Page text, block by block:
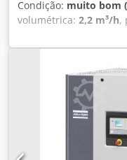
Condição: muito bom
volumétrica: 2,2 m³/h,
de parafusos ATLAS
Alnjf Velocidade
11 kW Vazão de 1,95
fabricação: 2016